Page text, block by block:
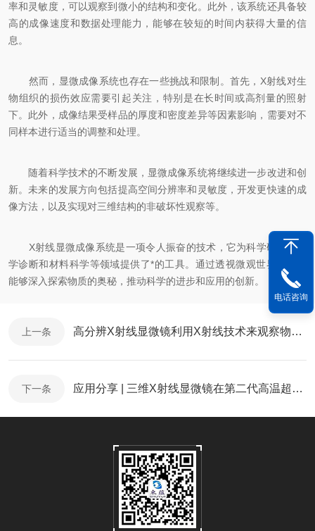
率和灵敏度，可以观察到微小的结构和变化。此外，该系统还具备较
高的成像速度和数据处理能力，能够在较短的时间内获得大量的信
息。
然而，显微成像系统也存在一些挑战和限制。首先，X射线对生
物组织的损伤效应需要引起关注，特别是在长时间或高剂量的照射
下。此外，成像结果受样品的厚度和密度差异等因素影响，需要对不
同样本进行适当的调整和处理。
随着科学技术的不断发展，显微成像系统将继续进一步改进和创
新。未来的发展方向包括提高空间分辨率和灵敏度，开发更快速的成
像方法，以及实现对三维结构的非破坏性观察等。
X射线显微成像系统是一项令人振奋的技术，它为科学研究、医
学诊断和材料科学等领域提供了*的工具。通过透视微观世界，我们
能够深入探索物质的奥秘，推动科学的进步和应用的创新。
上一条 高分辨X射线显微镜利用X射线技术来观察物质的微观结构
下一条 应用分享 | 三维X射线显微镜在第二代高温超导体失效分析研究中的应用
电话咨询